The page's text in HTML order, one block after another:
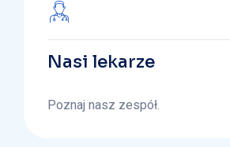
Nasi lekarze
Poznaj nasz zespół.